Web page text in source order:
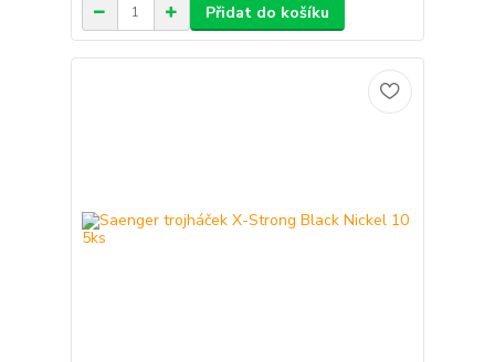
Přidat do košíku